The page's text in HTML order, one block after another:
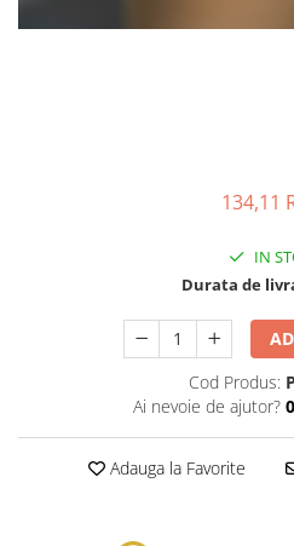
134,11
IN
Durata de
Cod Produs:
Ai nevoie de ajutor?
Adauga la Favorite